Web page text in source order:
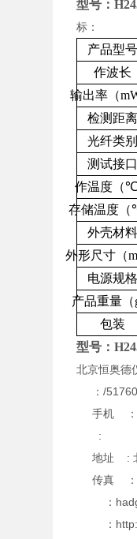
型号：
标：
产品型号
作波长
输出率 （
检测距离
光纤类别
测试接口
作温度（℃
存储温度（
外壳材料
外形尺寸（
电源规格
产品重量（
包装
型号：
北京恒奥德
：/
手机
:
地址 : 北
传真 ：
：
：http://